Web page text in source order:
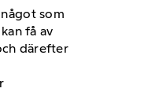
som
få av
därefter